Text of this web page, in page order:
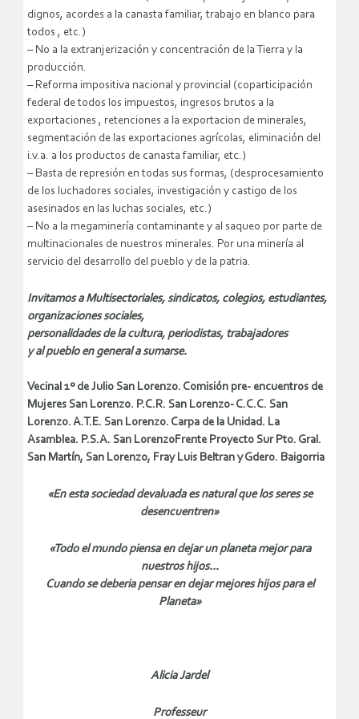
dignos, acordes a la canasta familiar, trabajo en blanco para
todos , etc.)
– No a la extranjerización y concentración de la Tierra y la
producción.
– Reforma impositiva nacional y provincial (coparticipación
federal de todos los impuestos, ingresos brutos a la
exportaciones , retenciones a la exportacion de minerales,
segmentación de las exportaciones agrícolas, eliminación del
i.v.a. a los productos de canasta familiar, etc.)
– Basta de represión en todas sus formas, (desprocesamiento
de los luchadores sociales, investigación y castigo de los
asesinados en las luchas sociales, etc.)
– No a la megaminería contaminante y al saqueo por parte de
multinacionales de nuestros minerales. Por una minería al
servicio del desarrollo del pueblo y de la patria.
Invitamos a Multisectoriales, sindicatos, colegios, estudiantes,
organizaciones sociales,
personalidades de la cultura, periodistas, trabajadores
y al pueblo en general a sumarse.
Vecinal 1º de Julio San Lorenzo. Comisión pre- encuentros de
Mujeres San Lorenzo. P.C.R. San Lorenzo- C.C.C. San
Lorenzo. A.T.E. San Lorenzo. Carpa de la Unidad. La
Asamblea. P.S.A. San LorenzoFrente Proyecto Sur Pto. Gral.
San Martín, San Lorenzo, Fray Luis Beltran y Gdero. Baigorria
«En esta sociedad devaluada es natural que los seres se
desencuentren»
«Todo el mundo piensa en dejar un planeta mejor para
nuestros hijos…
Cuando se deberia pensar en dejar mejores hijos para el
Planeta»
Alicia Jardel
Professeur